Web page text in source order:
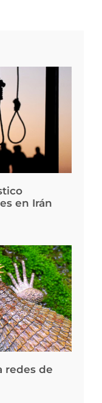
en Irán
redes de